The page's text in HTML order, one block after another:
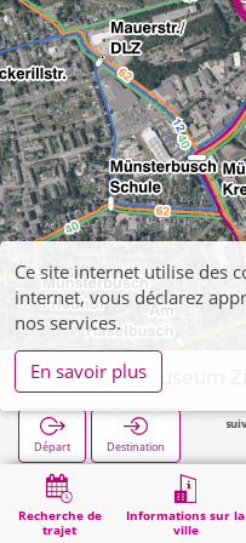
Recherche de
trajet
Informations sur la
ville
Départ Destination
Arrêts suivants:
Démarrage Loisirs et tourisme
Ce site internet utilise des
internet, vous déclarez
nos services.
En savoir plus